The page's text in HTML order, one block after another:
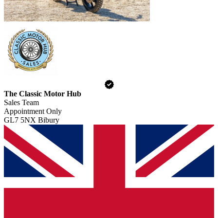
The Classic Motor Hub
Sales Team
Appointment Only
GL7 5NX Bibury